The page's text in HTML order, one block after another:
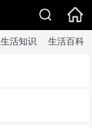
生活知识 生活百科